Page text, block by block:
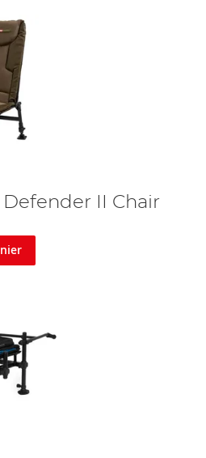
Defender II Chair